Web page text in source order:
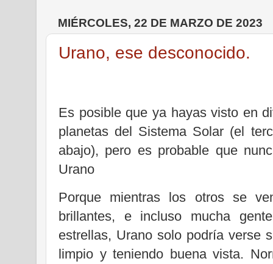
MIÉRCOLES, 22 DE MARZO DE 2023
Urano, ese desconocido.
Es posible que ya hayas visto en
planetas del Sistema Solar (el
abajo), pero es probable que
Urano
Porque mientras los otros se
brillantes, e incluso mucha
estrellas, Urano solo podría verse
limpio y teniendo buena vista.